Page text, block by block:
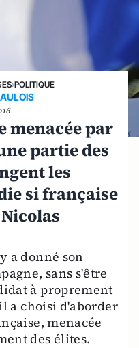
›POLITIQUE
menacée par
partie des
les
si française
a donné son
sans s'être
à proprement
a choisi d'aborder
menacée
des élites.